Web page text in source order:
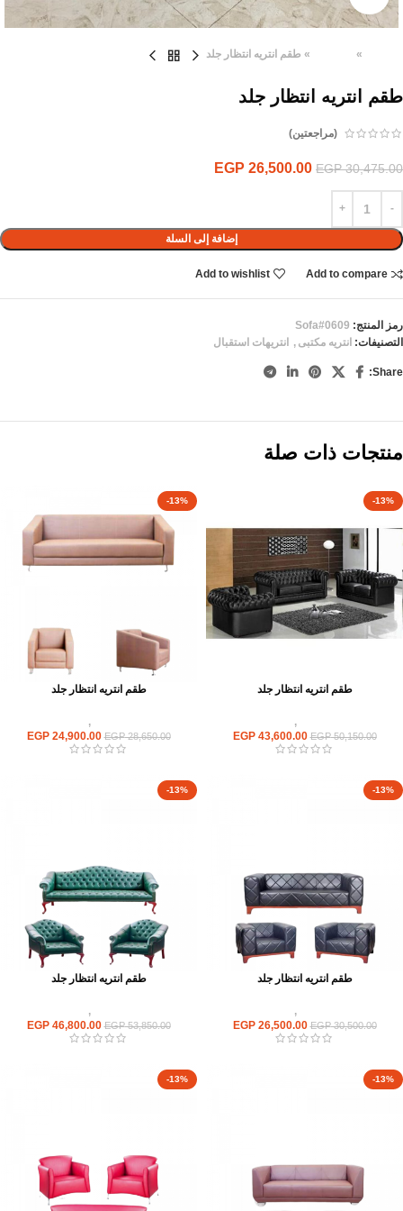
»
» طقم انتريه انتظار جلد
طقم انتريه انتظار جلد
(مراجعتين)
EGP30,475.00
EGP 26,500.00
إضافة إلى السلة
Add to compare
Add to wishlist
رمز المنتج: Sofa#0609
التصنيفات: انتريه مكتبى , انتريهات استقبال
Share:
منتجات ذات صلة
-13%
طقم انتريه انتظار جلد
انتريهات استقبال,
EGP50,150.00
EGP43,600.00
-13%
طقم انتريه انتظار جلد
انتريهات استقبال,
EGP28,650.00
EGP24,900.00
-13%
طقم انتريه انتظار جلد
انتريهات استقبال,
EGP30,500.00
EGP26,500.00
-13%
طقم انتريه انتظار جلد
انتريهات استقبال,
EGP53,850.00
EGP46,800.00
-13%
-13%